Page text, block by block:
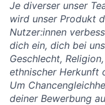
Je diverser unser
wird unser Produkt
Nutzer:innen
dich ein, dich bei
Geschlecht,
ethnischer Herkunft
Um
deiner Bewerbung